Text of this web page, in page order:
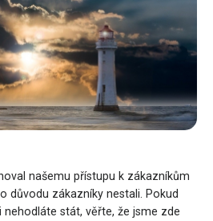
našemu přístupu k zákazníkům
důvodu zákazníky nestali. Pokud
stát, věřte, že jsme zde